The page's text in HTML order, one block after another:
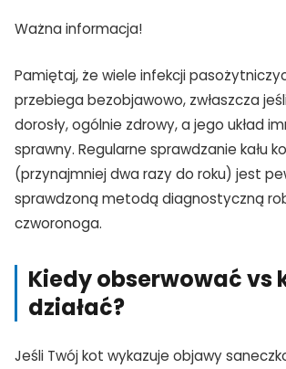
Ważna informacja!
Pamiętaj, że wiele infekcji
przebiega bezobjawowo, zwłaszcza
dorosły, ogólnie zdrowy, a jego układ
sprawny. Regularne sprawdzanie kału
(przynajmniej dwa razy do roku) jest
sprawdzoną metodą diagnostyczną
czworonoga.
Kiedy obserwować vs
działać?
Jeśli Twój kot wykazuje objawy